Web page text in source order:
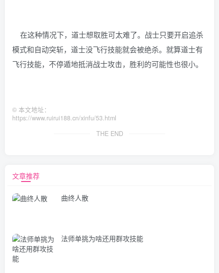
在这种情况下，道士想取胜可太难了。战士只要开启追杀
模式和自动突斩，道士没飞行技能就会被绝杀。就算道士有
飞行技能，不停遁地抵消战士攻击，胜利的可能性也很小。
© 本文地址：
https://www.ruirui188.cn/xinfu/53.html
THE END
文章推荐
曲终人散
法师单挑为啥还用群攻技能